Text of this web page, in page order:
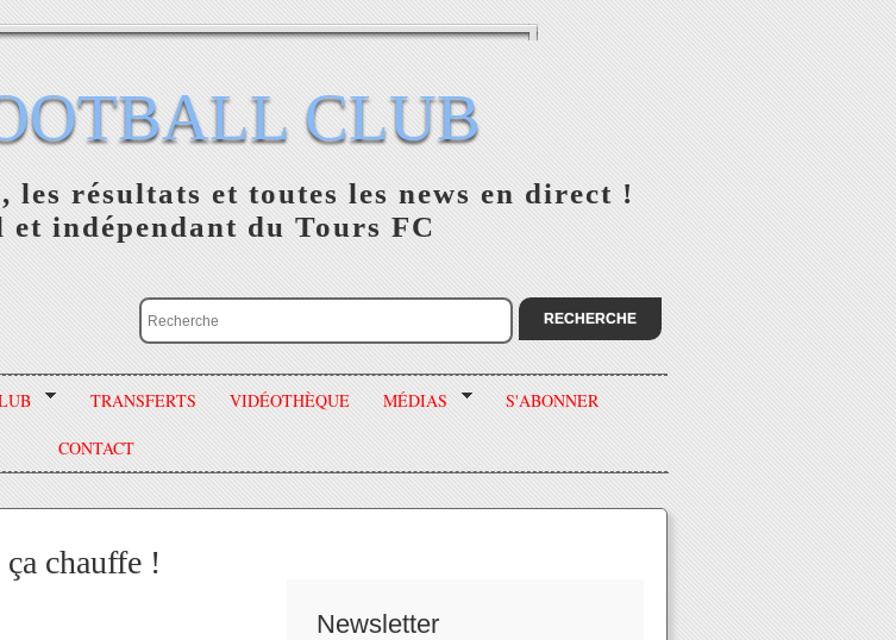
CLUB
résultats et toutes les news en direct !
indépendant du Tours FC
TRANSFERTS VIDÉOTHÈQUE MÉDIAS S'ABONNER
CONTACT
chauffe !
Newsletter